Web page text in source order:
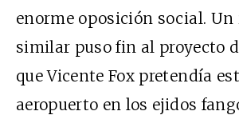
enorme oposición social.
similar puso fin al proyecto
que Vicente Fox pretendía
aeropuerto en los ejidos